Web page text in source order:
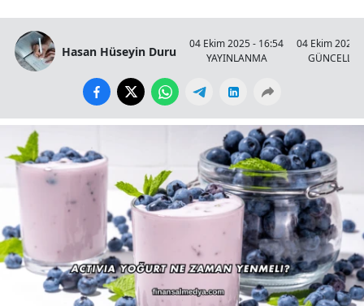
Hasan Hüseyin Duru
04 Ekim 2025 - 16:54
YAYINLANMA
04 Ekim 2025